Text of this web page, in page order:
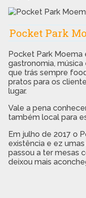
Pocket Park
Pocket Park
gastronomia, música
que trás sempre
pratos para os
lugar.
Vale a pena
também local para
Em julho de 2017 o
existência e ez
passou a ter mesas
deixou mais